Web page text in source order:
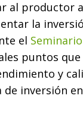
al productor
la
el
puntos
y
inversión